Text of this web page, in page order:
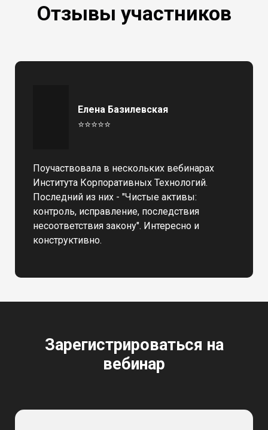
Отзывы участников
Елена Базилевская
⭐⭐⭐⭐⭐
Поучаствовала в нескольких вебинарах
Института Корпоративных Технологий.
Последний из них - "Чистые активы:
контроль, исправление, последствия
несоответствия закону". Интересно и
конструктивно.
Зарегистрироваться на
вебинар